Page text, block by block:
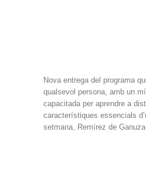
Nova entrega del programa
qualsevol persona, amb un
capacitada per aprendre a
característiques essencials
setmana, Remírez de